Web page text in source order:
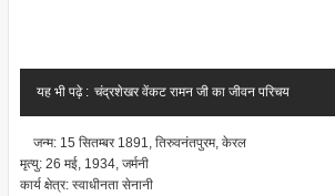
यह भी पढ़े : चंद्रशेखर वेंकट रामन जी का जीवन परिचय
जन्म: 15 सितम्बर 1891, तिरुवनंतपुरम, केरल
मृत्यु: 26 मई, 1934, जर्मनी
कार्य क्षेत्र: स्वाधीनता सेनानी